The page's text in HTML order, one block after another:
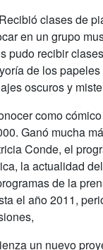
clases de
en un grupo
pudo recibir
de los
oscuros y
como
Ganó mucha
Conde, el
la actualidad
de la
el año 2011,
un nuevo